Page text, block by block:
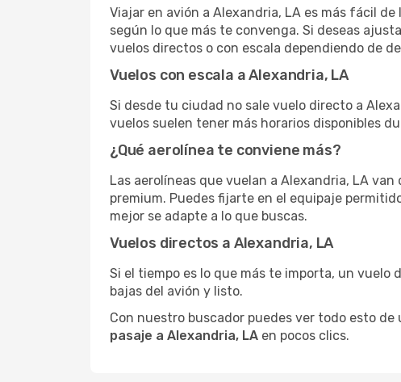
Viajar en avión a Alexandria, LA es más fácil
según lo que más te convenga. Si deseas
vuelos directos o con escala dependiendo de
Vuelos con escala a Alexandria, LA
Si desde tu ciudad no sale vuelo directo a
vuelos suelen tener más horarios disponibles
¿Qué aerolínea te conviene más?
Las aerolíneas que vuelan a Alexandria, LA
premium. Puedes fijarte en el equipaje
mejor se adapte a lo que buscas.
Vuelos directos a Alexandria, LA
Si el tiempo es lo que más te importa, un vuelo
bajas del avión y listo.
Con nuestro buscador puedes ver todo esto
pasaje a Alexandria, LA en pocos clics.